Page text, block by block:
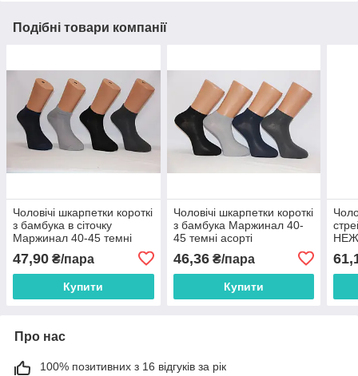
Подібні товари компанії
Чоловічі шкарпетки короткі
з бамбука в сіточку
Маржинал 40-45 темні
47,90 ₴/пара
Купити
Чоловічі шкарпетки короткі
з бамбука Маржинал 40-
45 темні асорті
46,36₴/пара
Купити
Про нас
100% позитивних з 16 відгуків за рік